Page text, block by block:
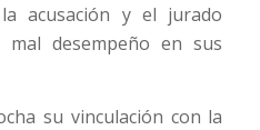
acusación y el jurado
desempeño en sus
su vinculación con la